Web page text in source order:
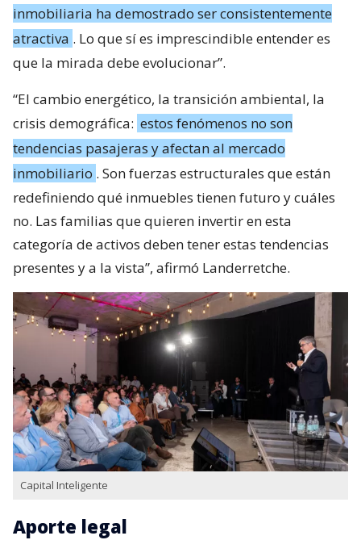
inmobiliaria ha demostrado ser consistentemente
atractiva . Lo que sí es imprescindible entender es
que la mirada debe evolucionar”.
“El cambio energético, la transición ambiental, la
crisis demográfica: estos fenómenos no son
tendencias pasajeras y afectan al mercado
inmobiliario . Son fuerzas estructurales que están
redefiniendo qué inmuebles tienen futuro y cuáles
no. Las familias que quieren invertir en esta
categoría de activos deben tener estas tendencias
presentes y a la vista”, afirmó Landerretche.
Capital Inteligente
Aporte legal